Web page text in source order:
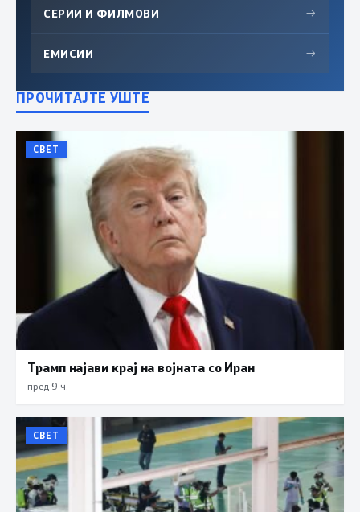
СЕРИИ И ФИЛМОВИ →
ЕМИСИИ →
ПРОЧИТАЈТЕ УШТЕ
СВЕТ
Трамп најави крај на војната со Иран
пред 9 ч.
СВЕТ